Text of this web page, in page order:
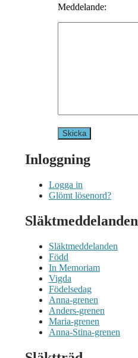
Meddelande:
Inloggning
Logga in
Glömt lösenord?
Släktmeddelanden
Släktmeddelanden
Född
In Memoriam
Vigda
Födelsedag
Anna-grenen
Anders-grenen
Maria-grenen
Anna-Stina-grenen